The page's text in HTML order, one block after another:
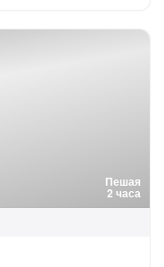
Пешая
2 часа